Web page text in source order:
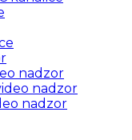
nadzor
nadzor
nadzor